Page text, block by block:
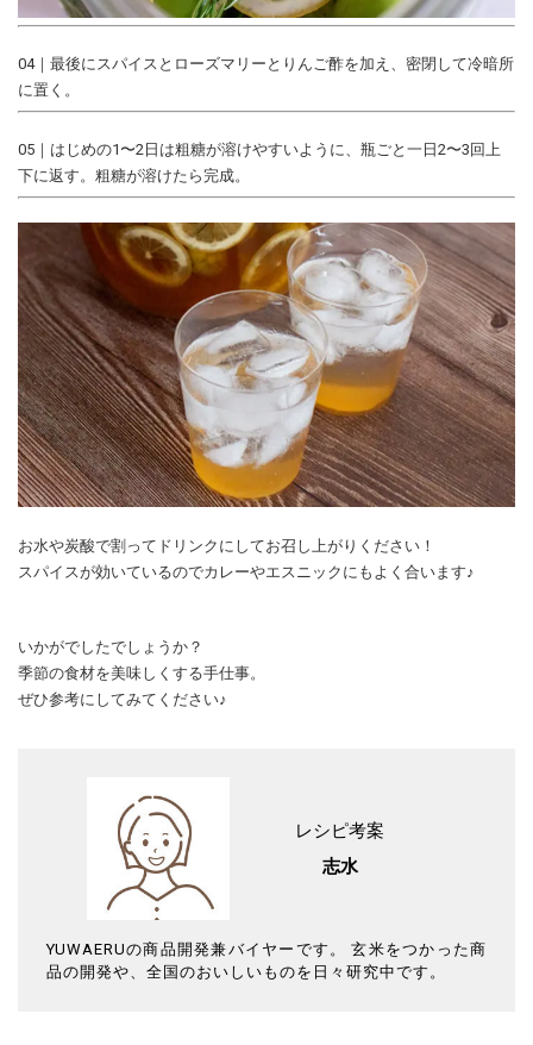
04｜最後にスパイスとローズマリーとりんご酢を加え、密閉して冷暗所
に置く。
05｜はじめの1〜2日は粗糖が溶けやすいように、瓶ごと一日2〜3回上
下に返す。粗糖が溶けたら完成。
お水や炭酸で割ってドリンクにしてお召し上がりください！
スパイスが効いているのでカレーやエスニックにもよく合います♪
いかがでしたでしょうか？
季節の食材を美味しくする手仕事。
ぜひ参考にしてみてください♪
レシピ考案
志水
YUWAERUの商品開発兼バイヤーです。 玄米をつかった商
品の開発や、全国のおいしいものを日々研究中です。